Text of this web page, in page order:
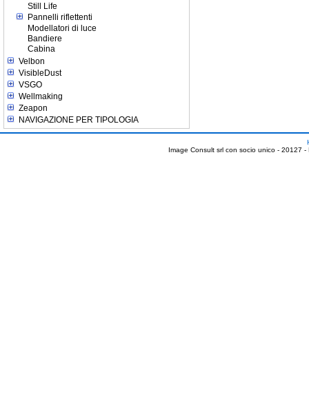
Still Life
Pannelli riflettenti
Modellatori di luce
Bandiere
Cabina
Velbon
VisibleDust
VSGO
Wellmaking
Zeapon
NAVIGAZIONE PER TIPOLOGIA
Image Consult srl con socio unico - 20127